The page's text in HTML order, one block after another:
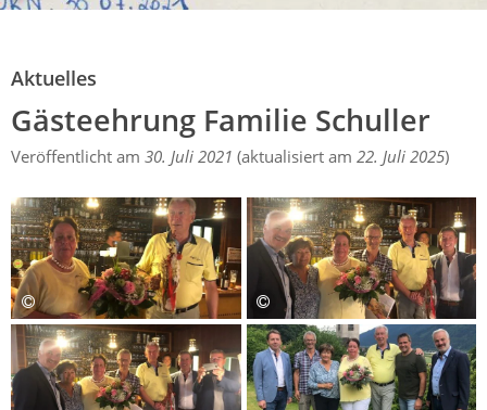
Aktuelles
Gästeehrung Familie Schuller
Veröffentlicht am 30. Juli 2021 (aktualisiert am 22. Juli 2025)